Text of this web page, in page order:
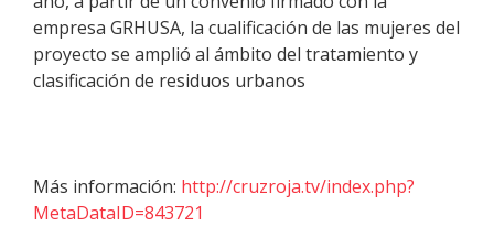
empresa GRHUSA, la cualificación de las mujeres del
proyecto se amplió al ámbito del tratamiento y
clasificación de residuos urbanos
Más información: http://cruzroja.tv/index.php?
MetaDataID=843721